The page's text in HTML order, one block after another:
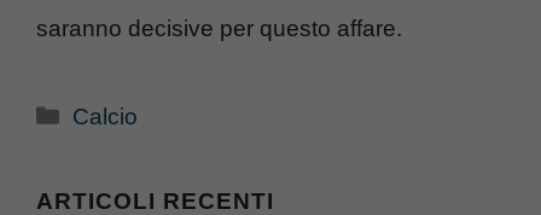
saranno decisive per questo affare.
Categorie
Calcio
ARTICOLI RECENTI